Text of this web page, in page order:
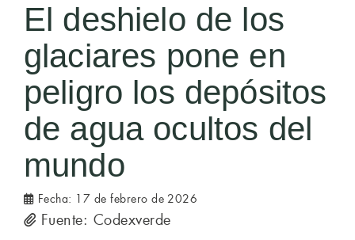
El deshielo de los
glaciares pone en
peligro los depósitos
de agua ocultos del
mundo
Fecha: 17 de febrero de 2026
Fuente: Codexverde